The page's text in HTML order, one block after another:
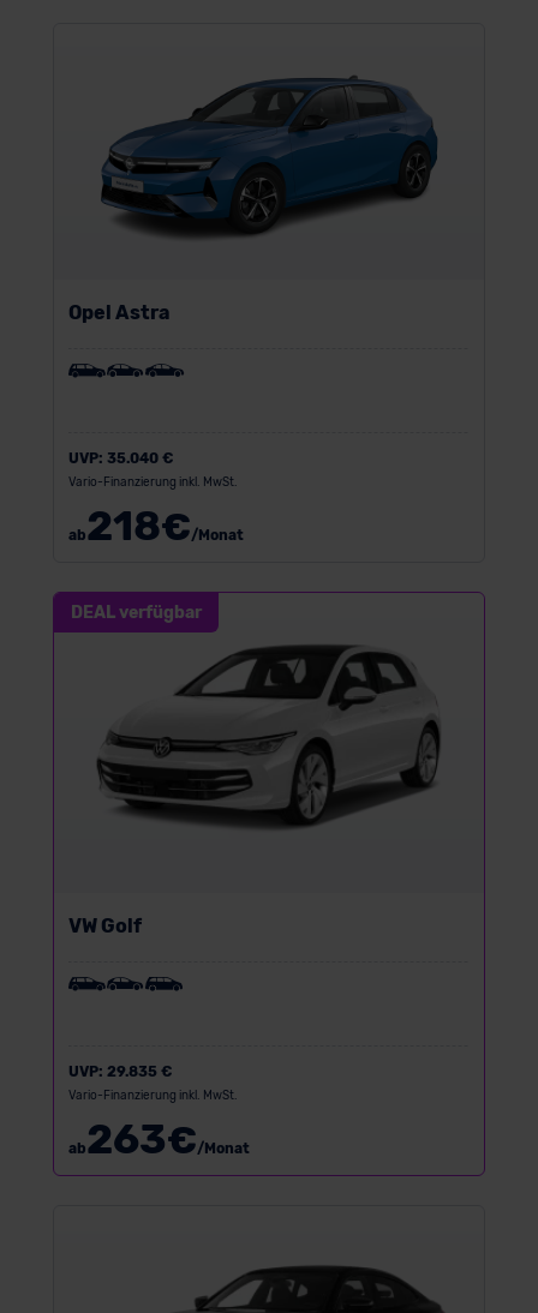
Opel Astra
UVP: 35.040 €
Vario-Finanzierung inkl. MwSt.
ab218€/Monat
DEAL verfügbar
VW Golf
UVP: 29.835 €
Vario-Finanzierung inkl. MwSt.
ab263€/Monat